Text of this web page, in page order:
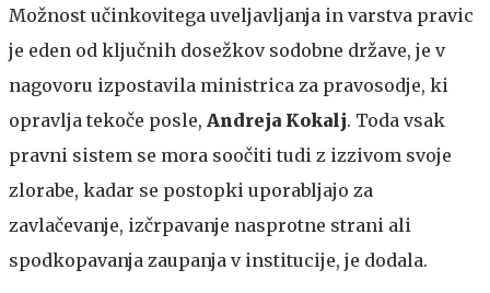
Možnost učinkovitega uveljavljanja in varstva pravic
je eden od ključnih dosežkov sodobne države, je v
nagovoru izpostavila ministrica za pravosodje, ki
opravlja tekoče posle, Andreja Kokalj. Toda vsak
pravni sistem se mora soočiti tudi z izzivom svoje
zlorabe, kadar se postopki uporabljajo za
zavlačevanje, izčrpavanje nasprotne strani ali
spodkopavanja zaupanja v institucije, je dodala.